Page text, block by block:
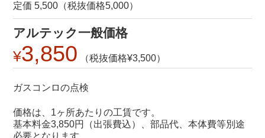
定価 5,500（税抜価格5,000）
アルテック一般価格
3,850 3,500
ガスコンロの点検
価格は、1ヶ所あたりの工賃です。
基本料金3,850円（出張費込）、部品代、本体費等別途
必要となります。